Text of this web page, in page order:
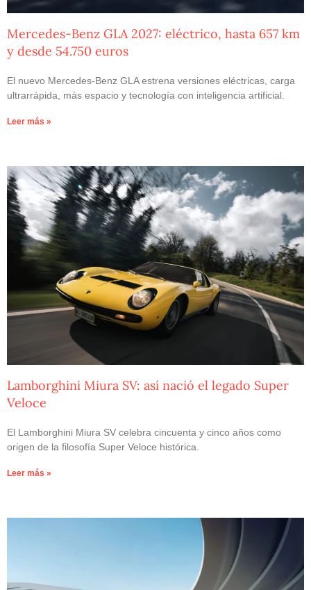
Mercedes-Benz GLA 2027: eléctrico, hasta 657 km
y desde 54.750 euros
El nuevo Mercedes-Benz GLA estrena versiones eléctricas, carga
ultrarrápida, más espacio y tecnología con inteligencia artificial.
Leer más »
Lamborghini Miura SV: así nació el legado Super
Veloce
El Lamborghini Miura SV celebra cincuenta y cinco años como
origen de la filosofía Super Veloce histórica.
Leer más »